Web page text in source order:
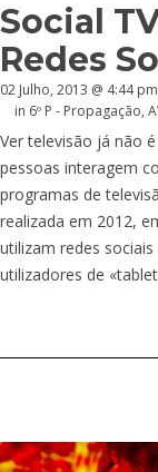
Social
Redes
02 Julho, 2013 @ 4:44 pm
in 6º P - Propagação,
Ver televisão já não
pessoas interagem
programas de
realizada em 2012,
utilizam redes
utilizadores de